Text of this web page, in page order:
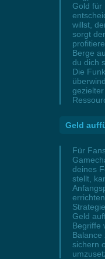
Gold für
willst,
sorgt
Berge
du dich
Die
Geld
Für
deines
stellt,
Geld
Begriffe
sichern